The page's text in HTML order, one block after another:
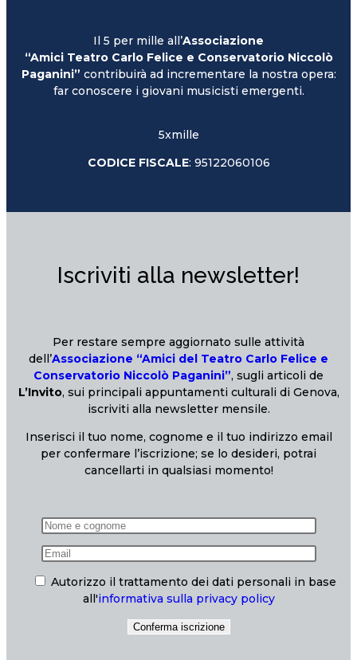
Il 5 per mille all’Associazione
“Amici Teatro Carlo Felice e Conservatorio Niccolò
Paganini” contribuirà ad incrementare la nostra opera:
far conoscere i giovani musicisti emergenti.
5xmille
CODICE FISCALE: 95122060106
Iscriviti alla newsletter!
Per restare sempre aggiornato sulle attività
dell’Associazione “Amici del Teatro Carlo Felice e
Conservatorio Niccolò Paganini”, sugli articoli de
L’Invito, sui principali appuntamenti culturali di Genova,
iscriviti alla newsletter mensile.
Inserisci il tuo nome, cognome e il tuo indirizzo email
per confermare l’iscrizione; se lo desideri, potrai
cancellarti in qualsiasi momento!
Autorizzo il trattamento dei dati personali in base
all'informativa sulla privacy policy